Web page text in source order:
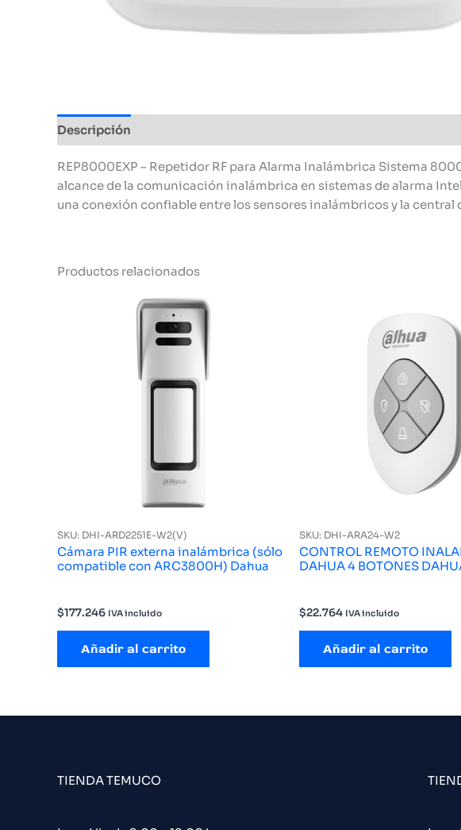
Descripción
REP8000EXP – Repetidor RF para Alarma Inalámbrica Sistema
alcance de la comunicación inalámbrica en sistemas de alarma
una conexión confiable entre los sensores inalámbricos y la central
Productos relacionados
SKU: DHI-ARD2251E-W2(V)
Cámara PIR externa inalámbrica (sólo
compatible con ARC3800H) Dahua
$177.246 IVA incluido
Añadir al carrito
SKU: DHI-ARA24-W2
CONTROL REMOTO
DAHUA 4 BOTONES
$22.764 IVA incluido
Añadir al carrito
TIENDA TEMUCO